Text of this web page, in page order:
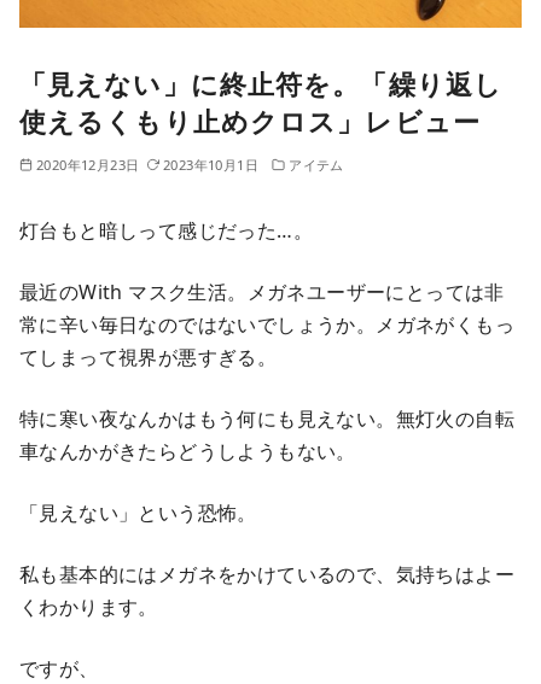
「見えない」に終止符を。「繰り返し
使えるくもり止めクロス」レビュー
2020年12月23日 2023年10月1日 アイテム
灯台もと暗しって感じだった…。
最近のWith マスク生活。メガネユーザーにとっては非
常に辛い毎日なのではないでしょうか。メガネがくもっ
てしまって視界が悪すぎる。
特に寒い夜なんかはもう何にも見えない。無灯火の自転
車なんかがきたらどうしようもない。
「見えない」という恐怖。
私も基本的にはメガネをかけているので、気持ちはよー
くわかります。
ですが、